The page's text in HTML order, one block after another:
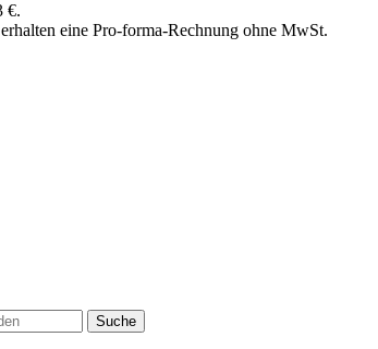
€.
eine Pro-forma-Rechnung ohne MwSt.
Suche